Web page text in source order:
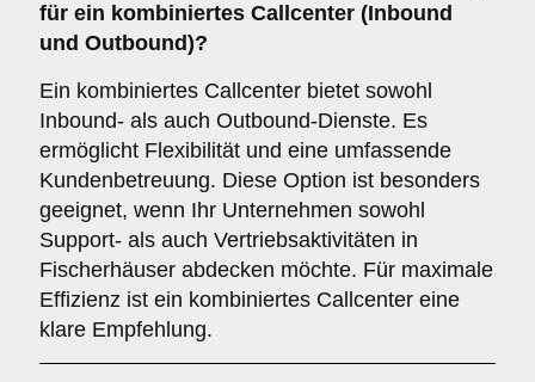
für ein kombiniertes Callcenter (Inbound
und Outbound)?
Ein kombiniertes Callcenter bietet sowohl
Inbound- als auch Outbound-Dienste. Es
ermöglicht Flexibilität und eine umfassende
Kundenbetreuung. Diese Option ist besonders
geeignet, wenn Ihr Unternehmen sowohl
Support- als auch Vertriebsaktivitäten in
Fischerhäuser abdecken möchte. Für maximale
Effizienz ist ein kombiniertes Callcenter eine
klare Empfehlung.